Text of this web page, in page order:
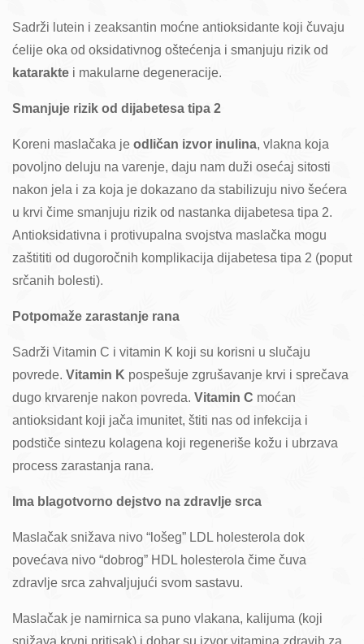
Sadrži lutein i zeaksantin moćne antioksidante koji čuvaju
ćelije oka od oksidativnog oštećenja i smanjuju rizik od
katarakte i makularne degeneracije.
Smanjuje rizik od dijabetesa tipa 2
Koreni maslačaka je odličan izvor inulina, vlakna koja
povoljno deluju na varenje, daju nam duži osećaj sitosti
nakon jela i za koja je dokazano da stabilizuju nivo šećera
u krvi čime smanjuju rizik od nastanka dijabetesa tipa 2.
Antioksidativna i protivupalna svojstva maslačka mogu
zaštititi od dugoročnih komplikacija dijabetesa tipa 2 (poput
srčanih bolesti).
Potpomaže zarastanje rana
Sadrži Vitamin C i vitamin K koji su korisni u slučaju
povrede. Vitamin K pospešuje zgrušavanje krvi i sprečava
dugo krvarenje nakon povreda. Vitamin C moćan
antioksidant koji jača imunitet, štiti nas od infekcija i
podstiče sintezu kolagena koji regeneriše kožu i ubrzava
process zarastanja rana.
Ima blagotvorno dejstvo na zdravlje srca
Maslačak snižava nivo “lošeg” LDL holesterola dok
povećava nivo “dobrog” HDL holesterola čime čuva
zdravlje srca zahvaljujući svom sastavu.
Maslačak je namirnica sa puno vlakana, kalijuma (koji
snižava krvni pritisak) i dobar su izvor vitamina zdravih za